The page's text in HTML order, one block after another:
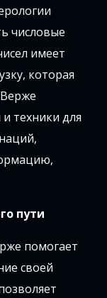
числовые
имеет
которая
техники для
пути
помогает
своей